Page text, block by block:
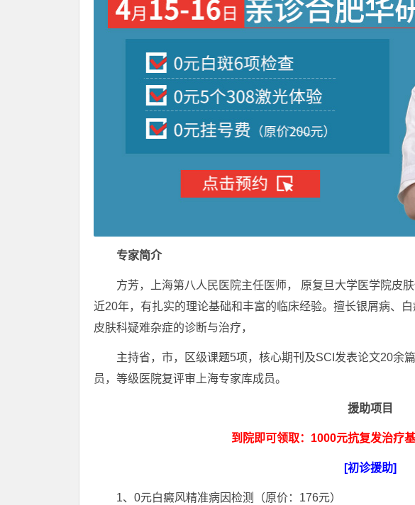
专家简介
方芳，上海第八人民医院主任医师， 原复旦大学医学院皮肤
近20年，有扎实的理论基础和丰富的临床经验。擅长银屑病、
皮肤科疑难杂症的诊断与治疗，
主持省，市，区级课题5项，核心期刊及SCI发表论文20余
员，等级医院复评审上海专家库成员。
援助项目
到院即可领取：1000元抗复发治疗
[初诊援助]
1、0元白癜风精准病因检测（原价：176元）